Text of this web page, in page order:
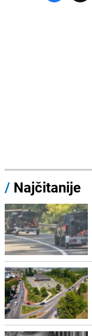
/ Najčitanije